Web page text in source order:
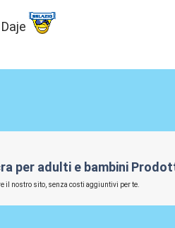
Daje
per adulti e bambini
il nostro sito, senza costi aggiuntivi per te.